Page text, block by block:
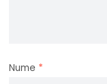
Nume *